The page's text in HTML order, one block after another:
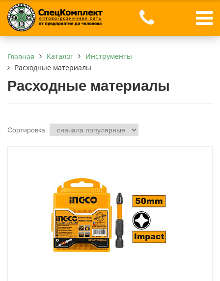
Главная Каталог
Инструменты
Расходные материалы
Расходные материалы
Сортировка